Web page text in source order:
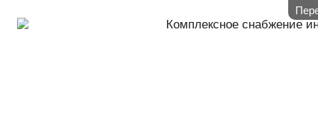
Комплексное снабжение